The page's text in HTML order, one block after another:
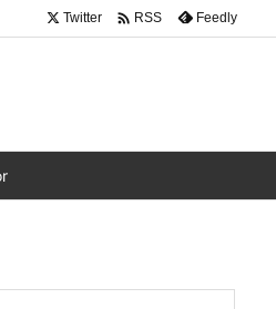
Twitter  RSS Feedly